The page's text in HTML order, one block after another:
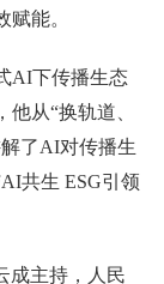
能。
AI下传播生态
从“换轨道、
了AI对传播生
共生 ESG引领
成主持，人民